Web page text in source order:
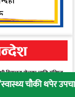
उपचार गर्नुभन्दा